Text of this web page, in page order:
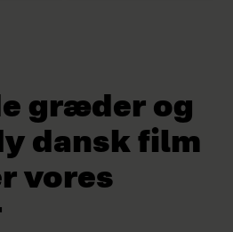
græder og
dansk film
vores